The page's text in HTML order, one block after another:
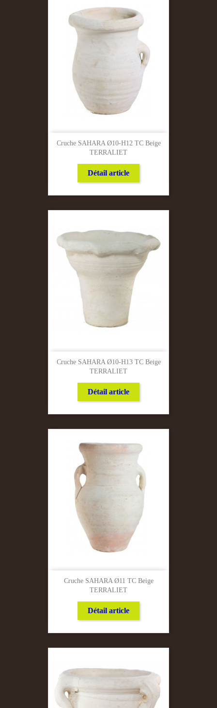
Cruche SAHARA Ø10-H12 TC Beige
TERRALIET
Détail article
Cruche SAHARA Ø10-H13 TC Beige
TERRALIET
Détail article
Cruche SAHARA Ø11 TC Beige
TERRALIET
Détail article